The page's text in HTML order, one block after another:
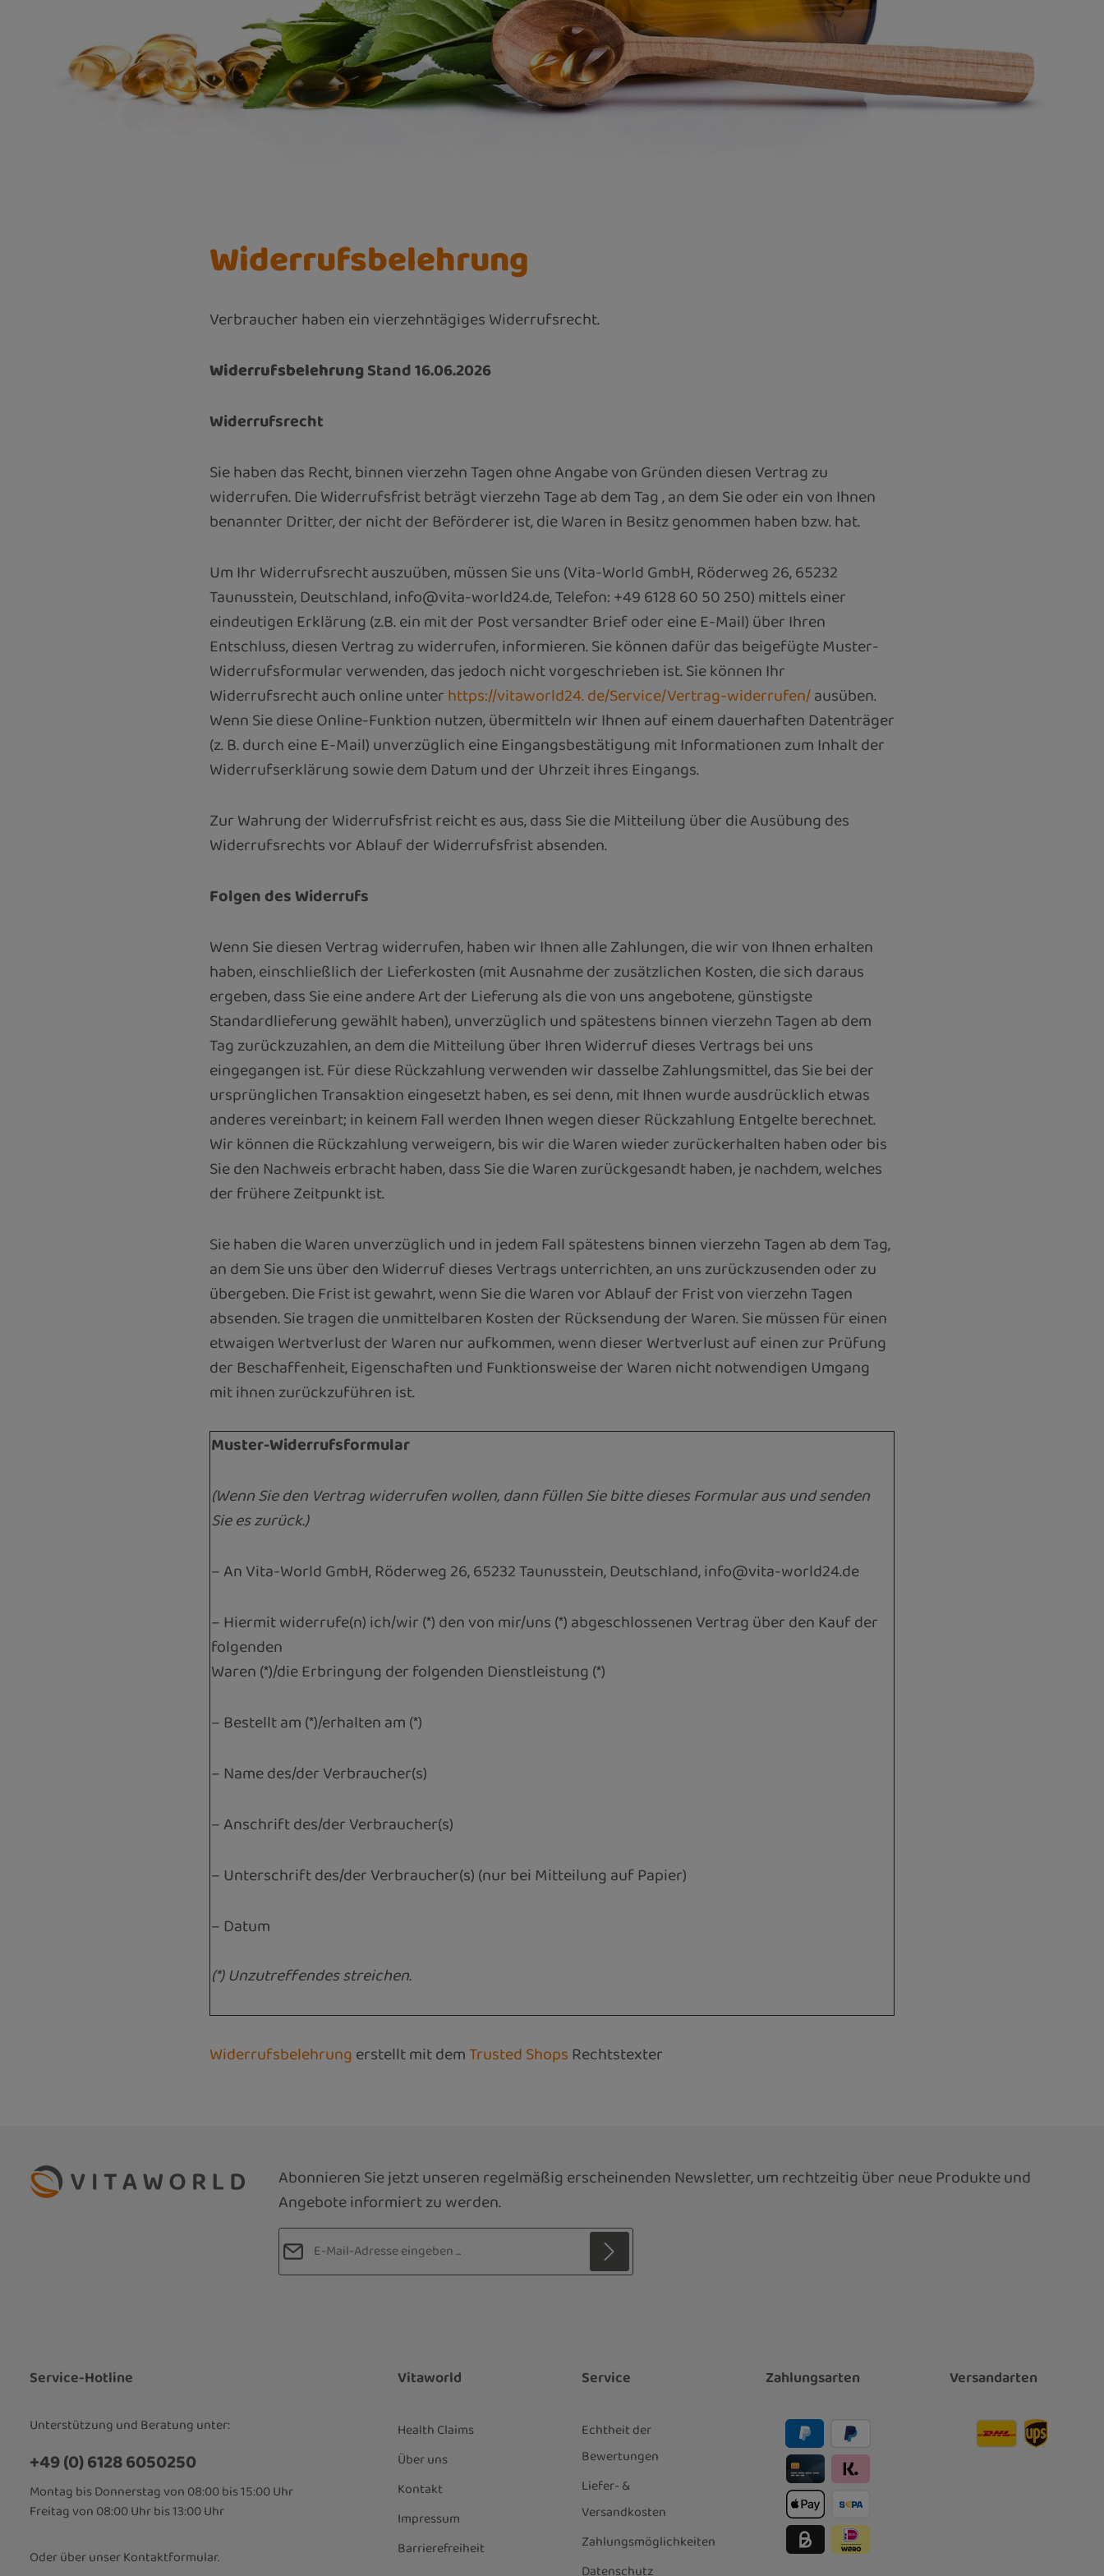
Widerrufsbelehrung
Verbraucher haben ein vierzehntägiges Widerrufsrecht.
WiderrufsbelehrungStand 16.06.2026
Widerrufsrecht
Sie haben das Recht, binnen vierzehn Tagen ohne Angabe von Gründen diesen Vertrag zu
widerrufen. Die Widerrufsfrist beträgt vierzehn Tage ab dem Tag , an dem Sie oder ein von Ihnen
benannter Dritter, der nicht der Beförderer ist, die Waren in Besitz genommen haben bzw. hat.
Um Ihr Widerrufsrecht auszuüben, müssen Sie uns (Vita-World GmbH, Röderweg 26, 65232
Taunusstein, Deutschland, info@vita-world24.de, Telefon: +49 6128 60 50 250) mittels einer
eindeutigen Erklärung (z.B. ein mit der Post versandter Brief oder eine E-Mail) über Ihren
Entschluss, diesen Vertrag zu widerrufen, informieren. Sie können dafür das beigefügte Muster-
Widerrufsformular verwenden, das jedoch nicht vorgeschrieben ist.Sie können Ihr
Widerrufsrecht auch online unterhttps://vitaworld24. de/Service/Vertrag-widerrufen/ausüben.
Wenn Sie diese Online-Funktion nutzen, übermitteln wir Ihnen auf einem dauerhaften Datenträger
(z. B. durch eine E-Mail) unverzüglich eine Eingangsbestätigung mit Informationen zum Inhalt der
Widerrufserklärung sowie dem Datum und der Uhrzeit ihres Eingangs.
Zur Wahrung der Widerrufsfrist reicht es aus, dass Sie die Mitteilung über die Ausübung des
Widerrufsrechts vor Ablauf der Widerrufsfrist absenden.
Folgen des Widerrufs
Wenn Sie diesen Vertrag widerrufen, haben wir Ihnen alle Zahlungen, die wir von Ihnen erhalten
haben, einschließlich der Lieferkosten (mit Ausnahme der zusätzlichen Kosten, die sich daraus
ergeben, dass Sie eine andere Art der Lieferung als die von uns angebotene, günstigste
Standardlieferung gewählt haben), unverzüglich und spätestens binnen vierzehn Tagen ab dem
Tag zurückzuzahlen, an dem die Mitteilung über Ihren Widerruf dieses Vertrags bei uns
eingegangen ist. Für diese Rückzahlung verwenden wir dasselbe Zahlungsmittel, das Sie bei der
ursprünglichen Transaktion eingesetzt haben, es sei denn, mit Ihnen wurde ausdrücklich etwas
anderes vereinbart; in keinem Fall werden Ihnen wegen dieser Rückzahlung Entgelte berechnet.
Wir können die Rückzahlung verweigern, bis wir die Waren wieder zurückerhalten haben oder bis
Sie den Nachweis erbracht haben, dass Sie die Waren zurückgesandt haben, je nachdem, welches
der frühere Zeitpunkt ist.
Sie haben die Waren unverzüglich und in jedem Fall spätestens binnen vierzehn Tagen ab dem Tag,
an dem Sie uns über den Widerruf dieses Vertrags unterrichten, an uns zurückzusenden oder zu
übergeben. Die Frist ist gewahrt, wenn Sie die Waren vor Ablauf der Frist von vierzehn Tagen
absenden. Sie tragen die unmittelbaren Kosten der Rücksendung der Waren. Sie müssen für einen
etwaigen Wertverlust der Waren nur aufkommen, wenn dieser Wertverlust auf einen zur Prüfung
der Beschaffenheit, Eigenschaften und Funktionsweise der Waren nicht notwendigen Umgang
mit ihnen zurückzuführen ist.
Muster-Widerrufsformular
(Wenn Sie den Vertrag widerrufen wollen, dann füllen Sie bitte dieses Formular aus und senden
Sie es zurück.)
– An Vita-World GmbH, Röderweg 26, 65232 Taunusstein, Deutschland, info@vita-world24.de
– Hiermit widerrufe(n) ich/wir (*) den von mir/uns (*) abgeschlossenen Vertrag über den Kauf der
folgenden
Waren (*)/die Erbringung der folgenden Dienstleistung (*)
– Bestellt am (*)/erhalten am (*)
– Name des/der Verbraucher(s)
– Anschrift des/der Verbraucher(s)
– Unterschrift des/der Verbraucher(s) (nur bei Mitteilung auf Papier)
– Datum
(*) Unzutreffendes streichen.
Widerrufsbelehrungerstellt mit demTrusted ShopsRechtstexter
Abonnieren Sie jetzt unseren regelmäßig erscheinenden Newsletter, um rechtzeitig über neue Produkte und
Angebote informiert zu werden.
E-Mail-Adresse*
bin mit ihnen einverstanden.
Service-Hotline
Unterstützung und Beratung unter:
+49 (0) 6128 6050250
Montag bis Donnerstag von 08:00 bis 15:00 Uhr
Freitag von 08:00 Uhr bis 13:00 Uhr
Oder über unserKontaktformular.
Vitaworld
Health Claims
Über uns
Kontakt
Impressum
Barrierefreiheit
Service
Echtheit der
Bewertungen
Liefer- &
Versandkosten
Zahlungsmöglichkeiten
Datenschutz
Zahlungsarten Versandarten